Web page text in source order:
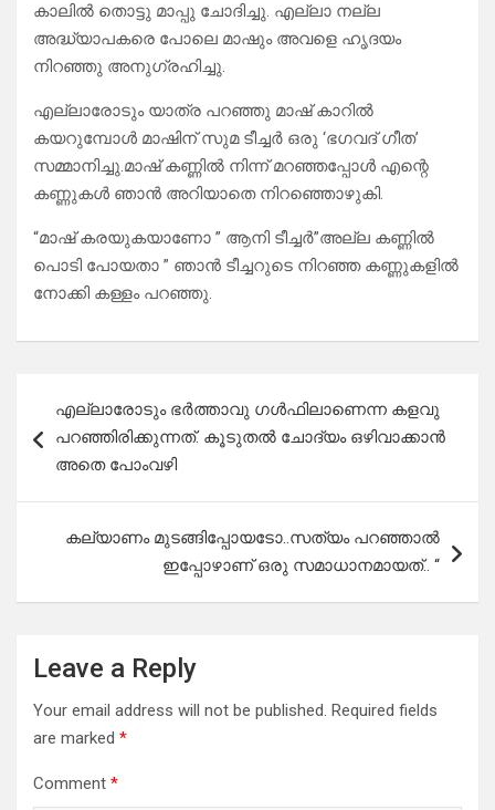
കാലിൽ തൊട്ടു മാപ്പു ചോദിച്ചു. എല്ലാ നല്ല
അദ്ധ്യാപകരെ പോലെ മാഷും അവളെ ഹൃദയം
നിറഞ്ഞു അനുഗ്രഹിച്ചു.
എല്ലാരോടും യാത്ര പറഞ്ഞു മാഷ് കാറിൽ
കയറുമ്പോൾ മാഷിന് സുമ ടീച്ചർ ഒരു ‘ഭഗവദ് ഗീത’
സമ്മാനിച്ചു.മാഷ് കണ്ണിൽ നിന്ന് മറഞ്ഞപ്പോൾ എന്റെ
കണ്ണുകൾ ഞാൻ അറിയാതെ നിറഞ്ഞൊഴുകി.
“മാഷ് കരയുകയാണോ ” ആനി ടീച്ചർ”അല്ല കണ്ണിൽ
പൊടി പോയതാ ” ഞാൻ ടീച്ചറുടെ നിറഞ്ഞ കണ്ണുകളിൽ
നോക്കി കള്ളം പറഞ്ഞു.
navigation
എല്ലാരോടും ഭർത്താവു ഗൾഫിലാണെന്ന കളവു
പറഞ്ഞിരിക്കുന്നത്. കൂടുതൽ ചോദ്യം ഒഴിവാക്കാൻ
അതെ പോംവഴി
കല്യാണം മുടങ്ങിപ്പോയടോ..സത്യം പറഞ്ഞാൽ
ഇപ്പോഴാണ് ഒരു സമാധാനമായത്.. “
Leave a Reply
Your email address will not be published. Required fields
are marked *
Comment *